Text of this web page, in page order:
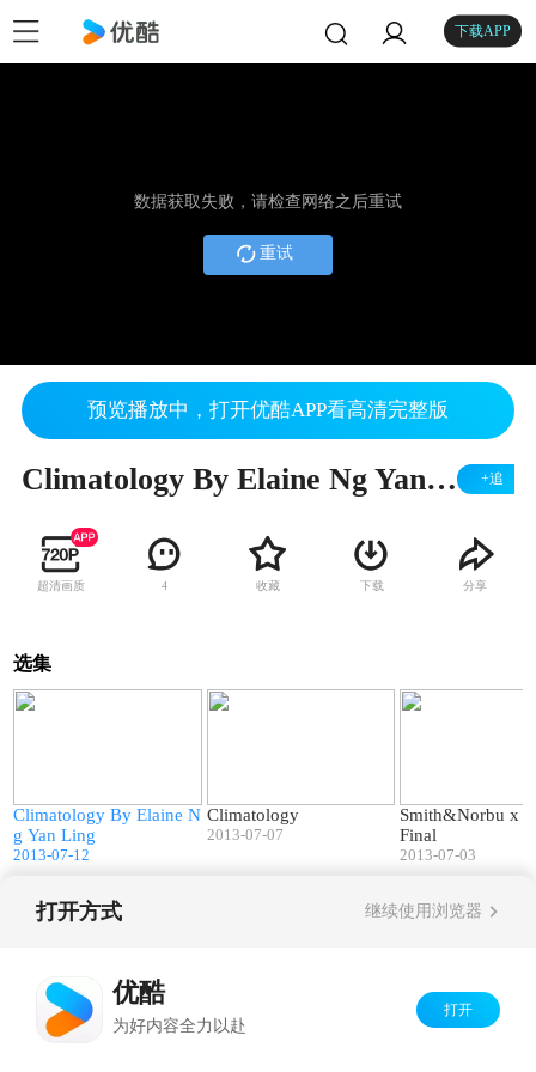
下载APP
数据获取失败，请检查网络之后重试
重试
预览播放中，打开优酷APP看高清完整版
Climatology By Elaine Ng Yan Ling +追
超清画质 4 收藏 下载 分享
选集
Climatology By Elaine N
g Yan Ling
2013-07-12
Climatology
2013-07-07
Smith&Norbu x
Final
2013-07-03
打开方式 继续使用浏览器
优酷
为好内容全力以赴
打开